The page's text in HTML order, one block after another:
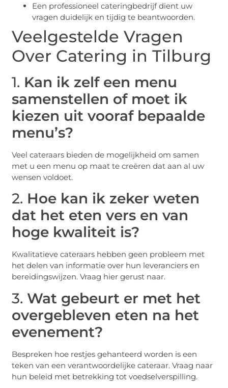
Een professioneel cateringbedrijf dient uw
vragen duidelijk en tijdig te beantwoorden.
Veelgestelde Vragen
Over Catering in Tilburg
1. Kan ik zelf een menu
samenstellen of moet ik
kiezen uit vooraf bepaalde
menu’s?
Veel cateraars bieden de mogelijkheid om samen
met u een menu op maat te creëren dat aan al uw
wensen voldoet.
2. Hoe kan ik zeker weten
dat het eten vers en van
hoge kwaliteit is?
Kwalitatieve cateraars hebben geen probleem met
het delen van informatie over hun leveranciers en
bereidingswijzen. Vraag hier gerust naar.
3. Wat gebeurt er met het
overgebleven eten na het
evenement?
Bespreken hoe restjes gehanteerd worden is een
teken van een verantwoordelijke cateraar. Vraag naar
hun beleid met betrekking tot voedselverspilling.